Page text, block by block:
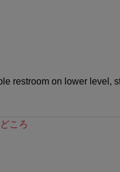
restroom on lower level,
ころ